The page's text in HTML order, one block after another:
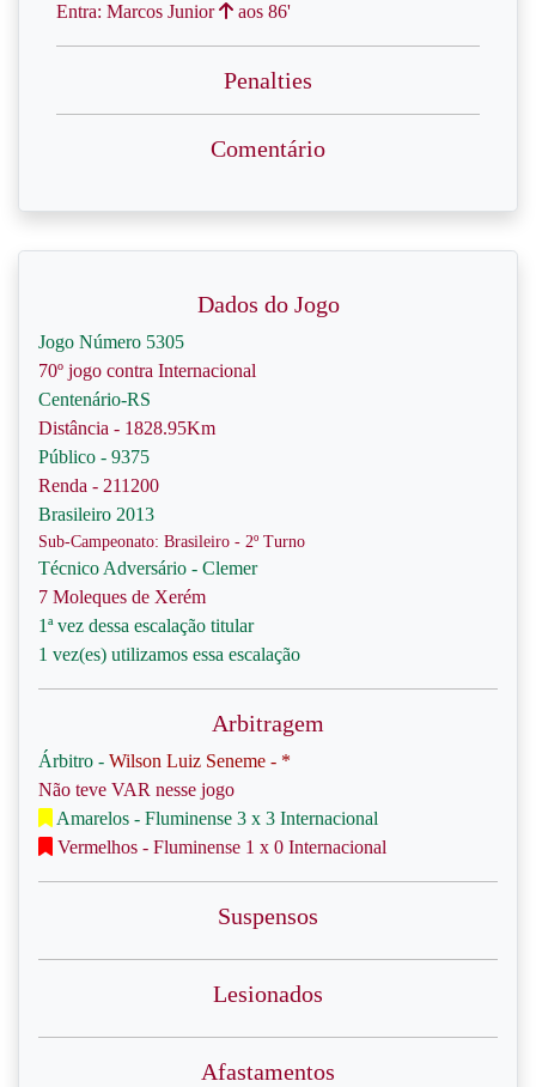
Entra: Marcos Junior
aos 86'
Penalties
Comentário
Dados do Jogo
Jogo Número 5305
70º jogo contra Internacional
Centenário-RS
Distância - 1828.95Km
Público - 9375
Renda - 211200
Brasileiro 2013
Sub-Campeonato: Brasileiro - 2º Turno
Técnico Adversário - Clemer
7 Moleques de Xerém
1ª vez dessa escalação titular
1 vez(es) utilizamos essa escalação
Arbitragem
Árbitro - Wilson Luiz Seneme - *
Não teve VAR nesse jogo
Amarelos - Fluminense 3 x 3 Internacional
Vermelhos - Fluminense 1 x 0 Internacional
Suspensos
Lesionados
Afastamentos